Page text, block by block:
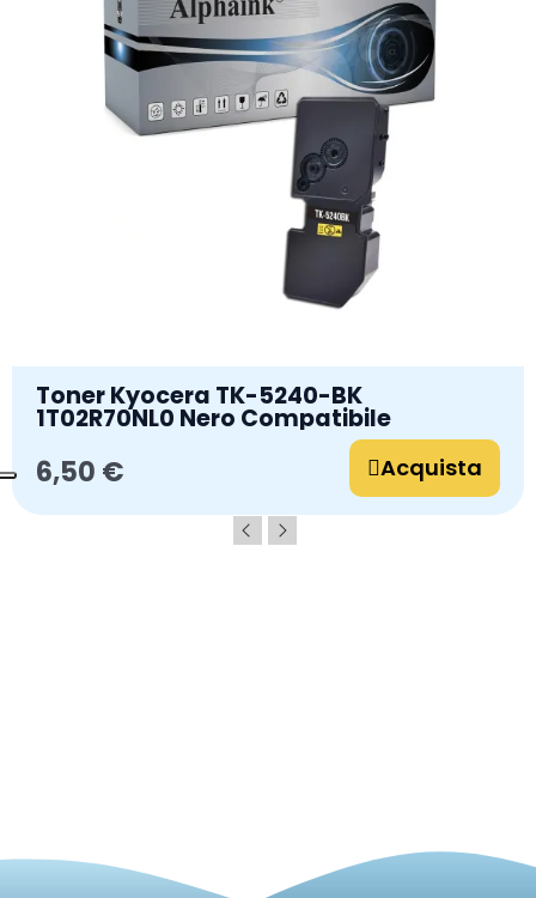
Toner Kyocera TK-5240-BK
1T02R70NL0 Nero Compatibile
6,50 € Acquista